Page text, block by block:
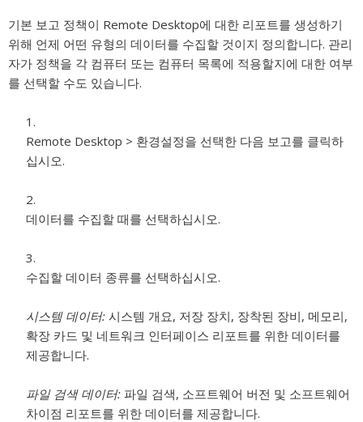
기본 보고 정책이 Remote Desktop에 대한 리포트를 생성하기
위해 언제 어떤 유형의 데이터를 수집할 것이지 정의합니다. 관리
자가 정책을 각 컴퓨터 또는 컴퓨터 목록에 적용할지에 대한 여부
를 선택할 수도 있습니다.
Remote Desktop > 환경설정을 선택한 다음 보고를 클릭하
십시오.
데이터를 수집할 때를 선택하십시오.
수집할 데이터 종류를 선택하십시오.
시스템 데이터: 시스템 개요, 저장 장치, 장착된 장비, 메모리,
확장 카드 및 네트워크 인터페이스 리포트를 위한 데이터를
제공합니다.
파일 검색 데이터: 파일 검색, 소프트웨어 버전 및 소프트웨어
차이점 리포트를 위한 데이터를 제공합니다.